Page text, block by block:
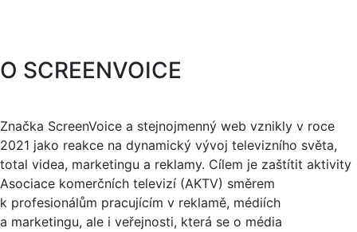
O SCREENVOICE
Značka ScreenVoice a stejnojmenný web vznikly v roce
2021 jako reakce na dynamický vývoj televizního světa,
total videa, marketingu a reklamy. Cílem je zaštítit aktivity
Asociace komerčních televizí (AKTV) směrem
k profesionálům pracujícím v reklamě, médiích
a marketingu, ale i veřejnosti, která se o média